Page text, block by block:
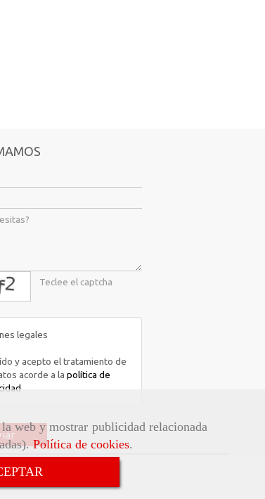
web y mostrar publicidad relacionada
Política de cookies.
captcha
legales
y acepto el tratamiento de
acorde a la política de